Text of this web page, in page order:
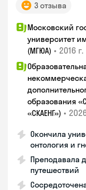
3 отзыва
Московский
университет
(МГЮА) • 2016 г.
образования
«СКАЕНГ») •
Окончила
онтология и
Преподавала
путешествий